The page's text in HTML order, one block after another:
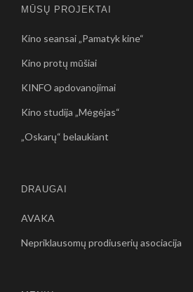
MŪSŲ PROJEKTAI
Kino seansai „Pamatyk kine“
Kino protų mūšiai
KINFO apdovanojimai
Kino studija „Mėgėjas“
„Oskarų“ belaukiant
DRAUGAI
AVAKA
Nepriklausomų prodiuserių asociacija